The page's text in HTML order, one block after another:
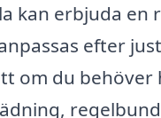
kan erbjuda en
efter
om du behöver